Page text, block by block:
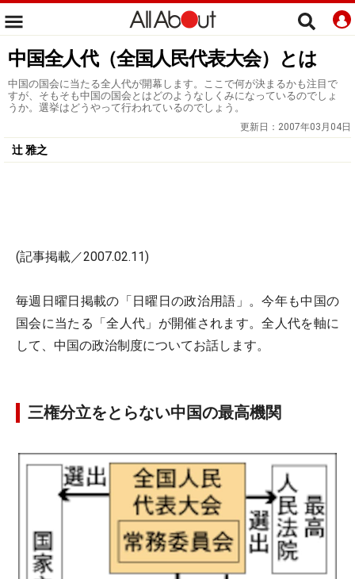
中国全人代（全国人民代表大会）とは
中国の国会に当たる全人代が開幕します。ここで何が決まるかも注目で
すが、そもそも中国の国会とはどのようなしくみになっているのでしょ
うか。選挙はどうやって行われているのでしょう。
更新日： 2007年03月04日
辻 雅之
(記事掲載／2007.02.11)
毎週日曜日掲載の「日曜日の政治用語」。今年も中国の
国会に当たる「全人代」が開催されます。全人代を軸に
して、中国の政治制度についてお話します。
三権分立をとらない中国の最高機関